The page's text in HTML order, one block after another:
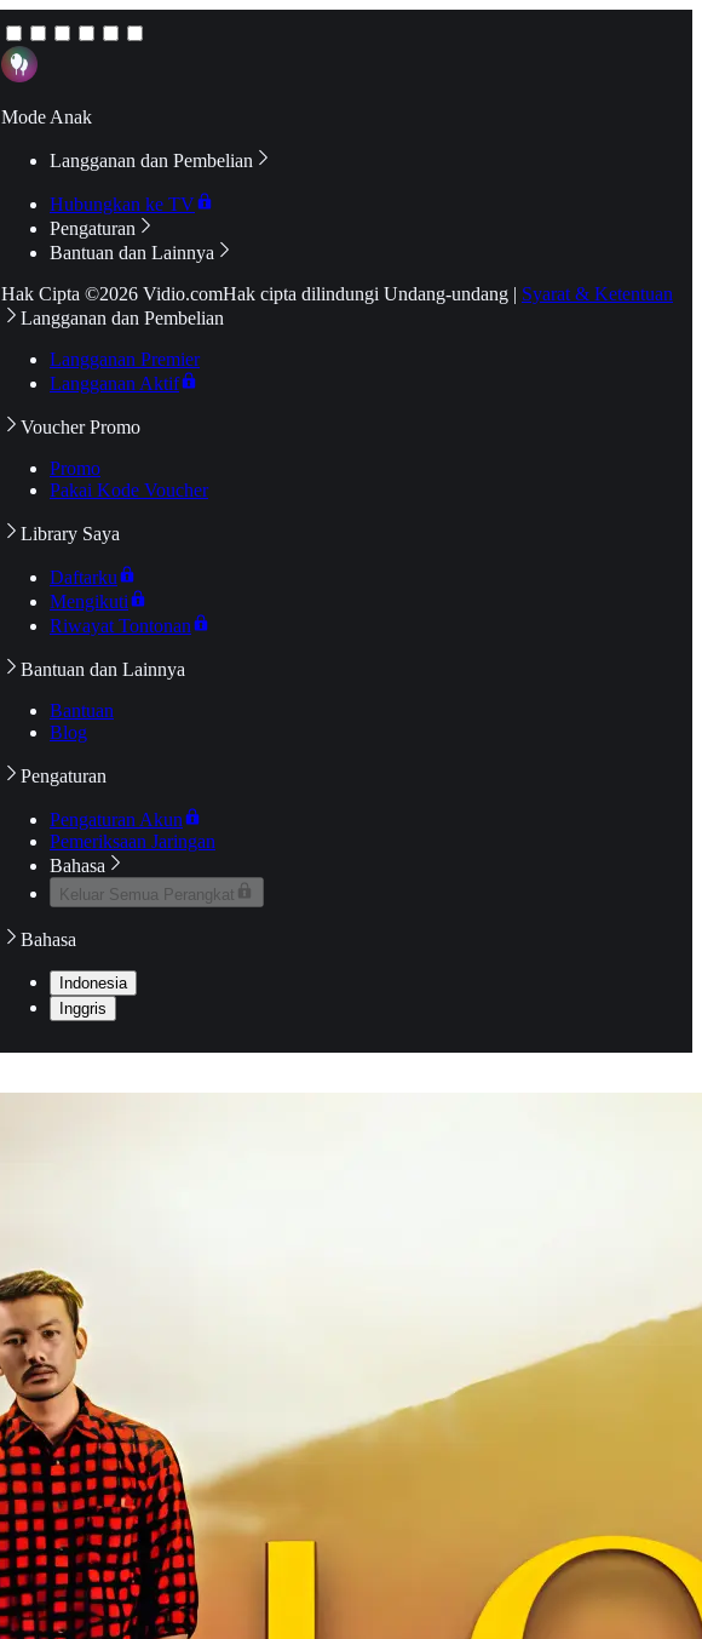
Mode Anak
Langganan dan Pembelian
Hubungkan ke TV
Pengaturan
Bantuan dan Lainnya
Hak Cipta ©2026 Vidio.comHak cipta dilindungi Undang-undang | Syarat & Ketentuan
Langganan dan Pembelian
Langganan Premier
Langganan Aktif
Voucher Promo
Promo
Pakai Kode Voucher
Library Saya
Daftarku
Mengikuti
Riwayat Tontonan
Bantuan dan Lainnya
Bantuan
Blog
Pengaturan
Pengaturan Akun
Pemeriksaan Jaringan
Bahasa
Keluar Semua Perangkat
Bahasa
Indonesia
Inggris